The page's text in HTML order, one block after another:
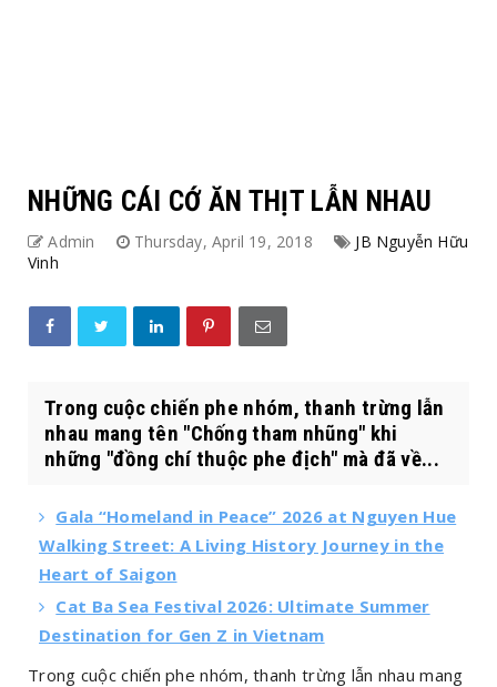
NHỮNG CÁI CỚ ĂN THỊT LẪN NHAU
Admin Thursday, April 19, 2018
JB Nguyễn Hữu
Vinh
Trong cuộc chiến phe nhóm, thanh trừng lẫn
nhau mang tên "Chống tham nhũng" khi
những "đồng chí thuộc phe địch" mà đã về...
Gala “Homeland in Peace” 2026 at Nguyen Hue
Walking Street: A Living History Journey in the
Heart of Saigon
Cat Ba Sea Festival 2026: Ultimate Summer
Destination for Gen Z in Vietnam
Trong cuộc chiến phe nhóm, thanh trừng lẫn nhau mang